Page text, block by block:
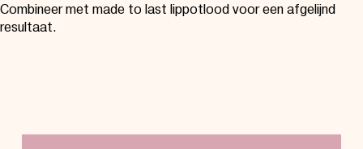
Combineer met made to last lippotlood voor een afgelijnd
resultaat.